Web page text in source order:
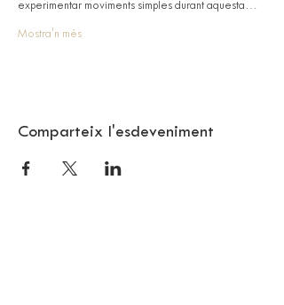
experimentar moviments simples durant aquesta…
Mostra'n més
Comparteix l'esdeveniment